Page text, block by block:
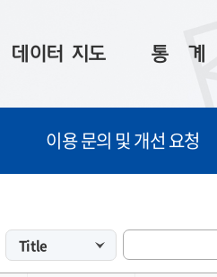
데이터 지도
데이터 현황
시민 공감지도
소상공인365
통ㅤ계
통계로 보는 부산
통계 알림
통계 관련 정보
이용 문의 및 개선 요청